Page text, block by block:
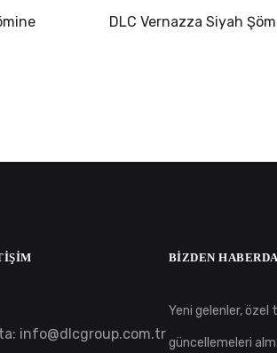
DLC Vernazza Siyah
info@dlcgroup.com.tr
BIZDEN
Yeni gelenler, özel
güncellemeleri